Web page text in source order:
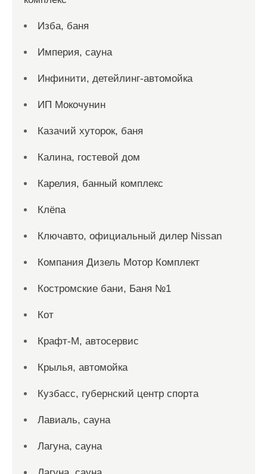
Изба, баня
Империя, сауна
Инфинити, детейлинг-автомойка
ИП Мокочунин
Казачий хуторок, баня
Калина, гостевой дом
Карелия, банный комплекс
Клёпа
Ключавто, официальный дилер Nissan
Компания Дизель Мотор Комплект
Костромские бани, Баня №1
Кот
Крафт-М, автосервис
Крылья, автомойка
Кузбасс, губернский центр спорта
Лавиаль, сауна
Лагуна, сауна